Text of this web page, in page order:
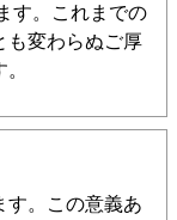
す。これまでの
も変わらぬご厚
す。この意義あ